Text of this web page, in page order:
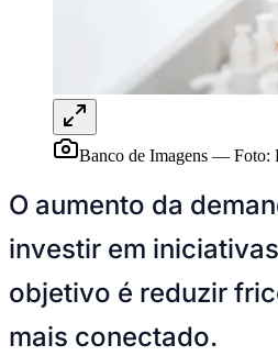
Panorama Econômico
Anuncie no Portal
Verificar Empresa
Anunciar VagasNovo
Publicidade Legal
NBA
Fórmula 1
UFC
Tênis (ATP)
MLB
Atletismo
Banco de Imagens — Foto:
O aumento da
investir em
objetivo é reduzir
mais conectado.